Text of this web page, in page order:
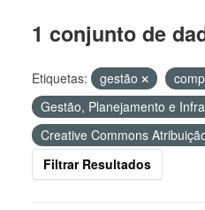
1 conjunto de
Etiquetas: gestão
Gestão, Planejamento e
Creative Commons
Filtrar Resultados